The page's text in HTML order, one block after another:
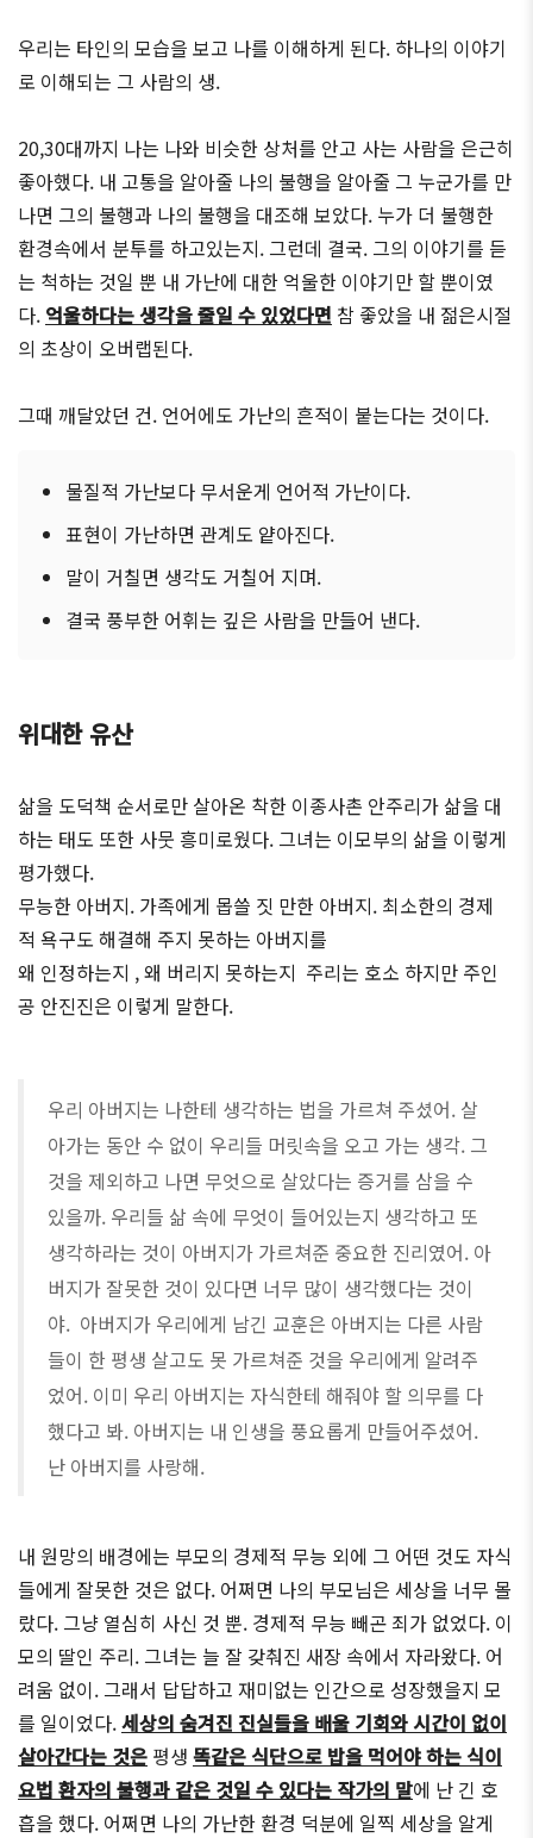
우리는 타인의 모습을 보고 나를 이해하게 된다. 하나의 이야기
로 이해되는 그 사람의 생.
20,30대까지 나는 나와 비슷한 상처를 안고 사는 사람을 은근히
좋아했다. 내 고통을 알아줄 나의 불행을 알아줄 그 누군가를 만
나면 그의 불행과 나의 불행을 대조해 보았다. 누가 더 불행한
환경속에서 분투를 하고있는지. 그런데 결국. 그의 이야기를 듣
는 척하는 것일 뿐 내 가난에 대한 억울한 이야기만 할 뿐이였
다. 억울하다는 생각을 줄일 수 있었다면 참 좋았을 내 젊은시절
의 초상이 오버랩된다.
그때 깨달았던 건. 언어에도 가난의 흔적이 붙는다는 것이다.
물질적 가난보다 무서운게 언어적 가난이다.
표현이 가난하면 관계도 얕아진다.
말이 거칠면 생각도 거칠어 지며.
결국 풍부한 어휘는 깊은 사람을 만들어 낸다.
위대한 유산
삶을 도덕책 순서로만 살아온 착한 이종사촌 안주리가 삶을 대
하는 태도 또한 사뭇 흥미로웠다. 그녀는 이모부의 삶을 이렇게
평가했다.
무능한 아버지. 가족에게 몹쓸 짓 만한 아버지. 최소한의 경제
적 욕구도 해결해 주지 못하는 아버지를
왜 인정하는지 , 왜 버리지 못하는지 주리는 호소 하지만 주인
공 안진진은 이렇게 말한다.
우리 아버지는 나한테 생각하는 법을 가르쳐 주셨어. 살
아가는 동안 수 없이 우리들 머릿속을 오고 가는 생각. 그
것을 제외하고 나면 무엇으로 살았다는 증거를 삼을 수
있을까. 우리들 삶 속에 무엇이 들어있는지 생각하고 또
생각하라는 것이 아버지가 가르쳐준 중요한 진리였어. 아
버지가 잘못한 것이 있다면 너무 많이 생각했다는 것이
야. 아버지가 우리에게 남긴 교훈은 아버지는 다른 사람
들이 한 평생 살고도 못 가르쳐준 것을 우리에게 알려주
었어. 이미 우리 아버지는 자식한테 해줘야 할 의무를 다
했다고 봐. 아버지는 내 인생을 풍요롭게 만들어주셨어.
난 아버지를 사랑해.
내 원망의 배경에는 부모의 경제적 무능 외에 그 어떤 것도 자식
들에게 잘못한 것은 없다. 어쩌면 나의 부모님은 세상을 너무 몰
랐다. 그냥 열심히 사신 것 뿐. 경제적 무능 빼곤 죄가 없었다. 이
모의 딸인 주리. 그녀는 늘 잘 갖춰진 새장 속에서 자라왔다. 어
려움 없이. 그래서 답답하고 재미없는 인간으로 성장했을지 모
를 일이었다.세상의 숨겨진 진실들을 배울 기회와 시간이 없이
살아간다는 것은 평생 똑같은 식단으로 밥을 먹어야 하는 식이
요법 환자의 불행과 같은 것일 수 있다는 작가의 말에 난 긴 호
흡을 했다. 어쩌면 나의 가난한 환경 덕분에 일찍 세상을 알게